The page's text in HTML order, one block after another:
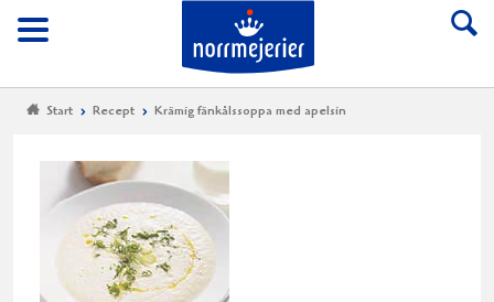
Meny
Till Norrmejerier
Start Recept Krämig fänkålssoppa med apelsin